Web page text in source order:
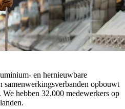
en hernieuwbare
samenwerkingsverbanden opbouwt
hebben 32.000 medewerkers op